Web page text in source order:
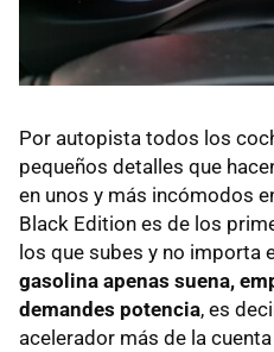
Por autopista todos los
pequeños detalles que
en unos y más incómodos
Black Edition es de los
los que subes y no importa
gasolina apenas suena,
demandes potencia, es
acelerador más de la